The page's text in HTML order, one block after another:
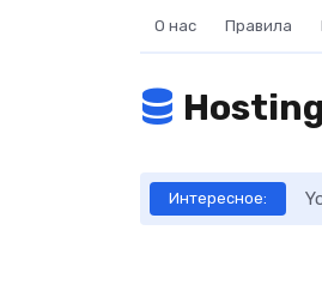
О нас Правила
Интересное: